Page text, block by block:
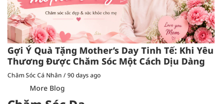
Gợi Ý Quà Tặng Mother’s Day Tinh Tế: Khi Yêu
Thương Được Chăm Sóc Một Cách Dịu Dàng
Chăm Sóc Cá Nhân /90 days ago
More Blog